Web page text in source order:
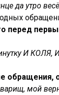
да утро
перед
И
обращения,
мой